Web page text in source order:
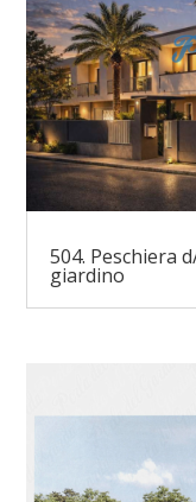
504. Peschiera
giardino